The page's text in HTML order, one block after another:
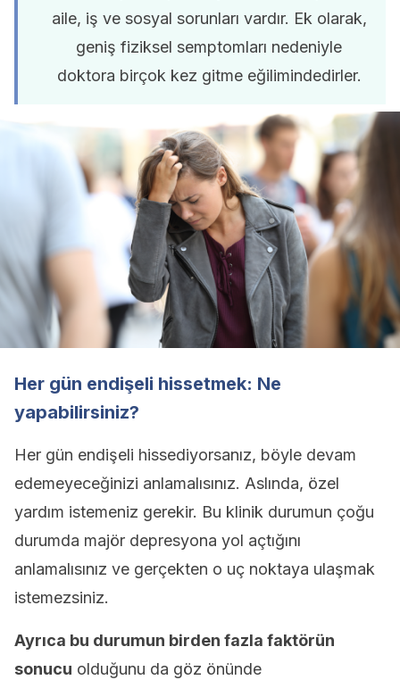
aile, iş ve sosyal sorunları vardır. Ek olarak,
geniş fiziksel semptomları nedeniyle
doktora birçok kez gitme eğilimindedirler.
Her gün endişeli hissetmek: Ne
yapabilirsiniz?
Her gün endişeli hissediyorsanız, böyle devam
edemeyeceğinizi anlamalısınız. Aslında, özel
yardım istemeniz gerekir. Bu klinik durumun çoğu
durumda majör depresyona yol açtığını
anlamalısınız ve gerçekten o uç noktaya ulaşmak
istemezsiniz.
Ayrıca bu durumun birden fazla faktörün
sonucu olduğunu da göz önünde